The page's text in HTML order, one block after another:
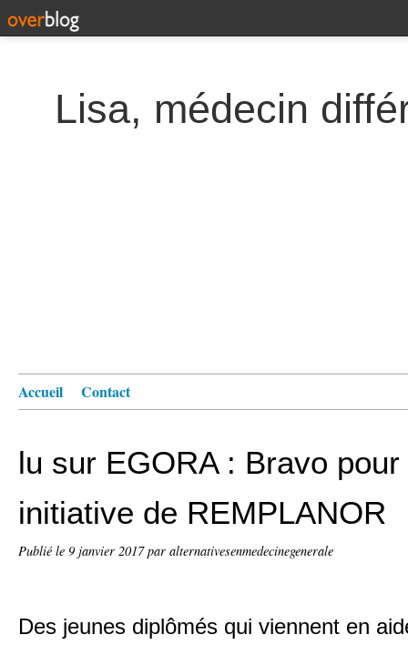
Lisa, médecin
Accueil Contact
lu sur EGORA : Bravo
initiative de REMPLANOR
Publié le 9 janvier 2017par alternativesenmedecinegenerale
Des jeunes diplômés qui viennent en